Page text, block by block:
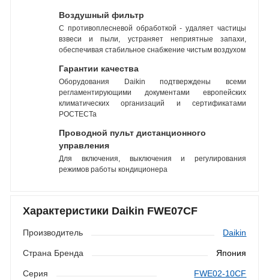
Воздушный фильтр
С противоплесневой обработкой - удаляет частицы
взвеси и пыли, устраняет неприятные запахи,
обеспечивая стабильное снабжение чистым воздухом
Гарантии качества
Оборудования Daikin подтверждены всеми
регламентирующими документами европейских
климатических организаций и сертификатами
РОСТЕСТа
Проводной пульт дистанционного
управления
Для включения, выключения и регулирования
режимов работы кондиционера
Характеристики Daikin FWE07CF
Производитель Daikin
Страна Бренда Япония
Серия
FWE02-10CF